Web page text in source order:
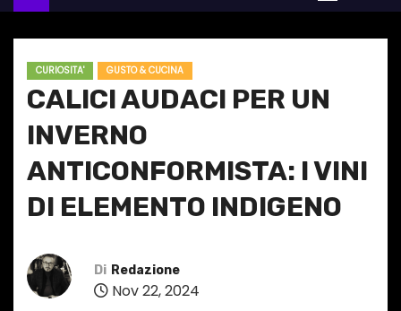
CURIOSITA' GUSTO & CUCINA
CALICI AUDACI PER UN
INVERNO
ANTICONFORMISTA: I VINI
DI ELEMENTO INDIGENO
Di Redazione
Nov 22, 2024